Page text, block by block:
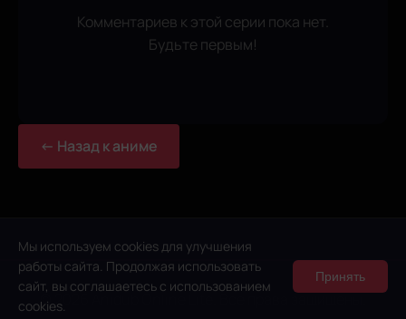
Мы используем cookies для улучшения
работы сайта. Продолжая использовать
сайт, вы соглашаетесь с использованием
cookies.
Принять
Комментариев к этой серии пока нет.
Будьте первым!
← Назад к аниме
© 2026 Anidub Online Lite. Все права защищены.